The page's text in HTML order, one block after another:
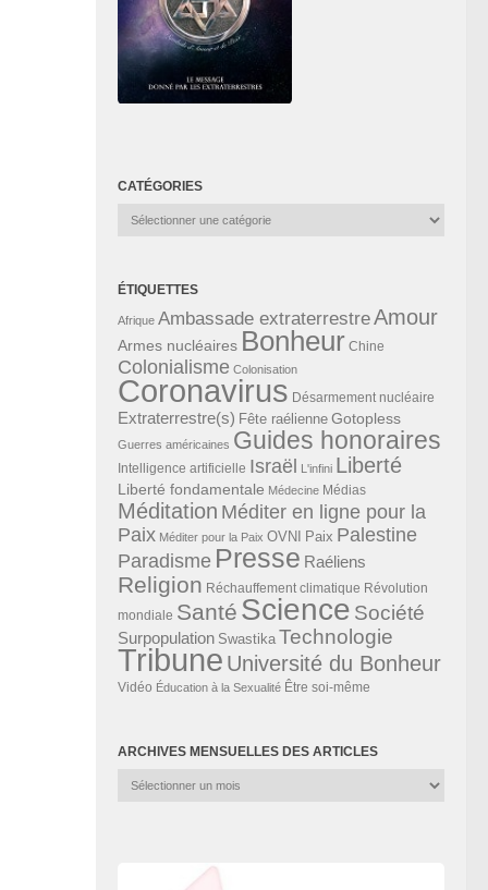
CATÉGORIES
Catégories
ÉTIQUETTES
Afrique Ambassade extraterrestreAmour
Armes nucléaires Bonheur Chine
Colonialisme Colonisation
Coronavirus Désarmement nucléaire
Extraterrestre(s) Fête raélienne Gotopless
Guerres américaines Guides honoraires
Intelligence artificielle Israël L'infini Liberté
Liberté fondamentale Médecine Médias
Méditation Méditer en ligne pour la
Paix Méditer pour la Paix OVNI Paix Palestine
Paradisme Presse Raéliens
Religion Réchauffement climatique Révolution
mondiale Santé Science Société
Surpopulation Swastika Technologie
Tribune Université du Bonheur
Vidéo Éducation à la Sexualité Être soi-même
ARCHIVES MENSUELLES DES ARTICLES
Archives